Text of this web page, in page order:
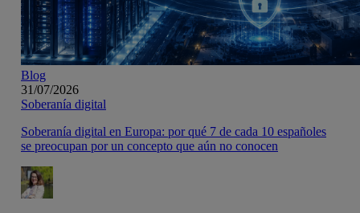
Blog
31/07/2026
Soberanía digital
Soberanía digital en Europa: por qué 7 de cada 10 españoles
se preocupan por un concepto que aún no conocen